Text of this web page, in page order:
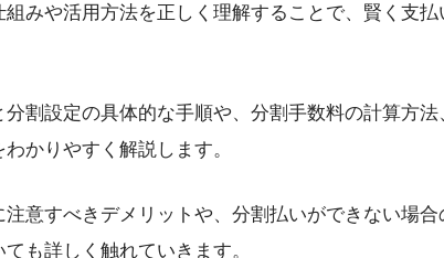
みや活用方法を正しく理解することで、賢く支払
割設定の具体的な手順や、分割手数料の計算方法
かりやすく解説します。
意すべきデメリットや、分割払いができない場合
も詳しく触れていきます。